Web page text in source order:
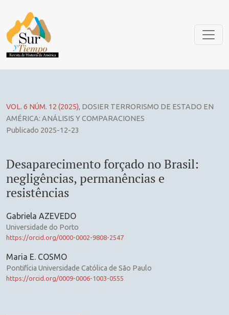
VOL. 6 NÚM. 12 (2025), DOSIER TERRORISMO DE ESTADO EN
AMÉRICA: ANÁLISIS Y COMPARACIONES
Desaparecimento forçado no Brasil:
negligências, permanências e
resistências
Publicado 2025-12-23
Gabriela AZEVEDO
Universidade do Porto
https://orcid.org/0000-0002-9808-2547
Maria E. COSMO
Pontifícia Universidade Católica de São Paulo
https://orcid.org/0009-0006-1003-0555